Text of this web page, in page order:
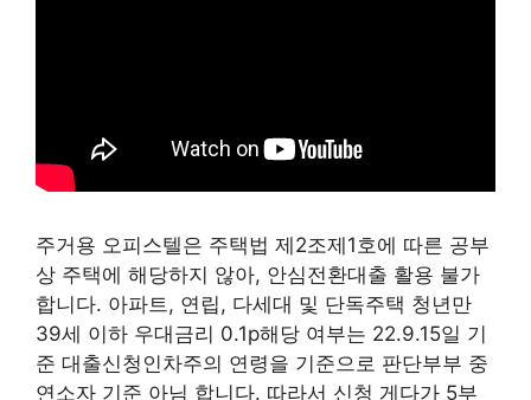
주거용 오피스텔은 주택법 제2조제1호에 따른 공부
상 주택에 해당하지 않아, 안심전환대출 활용 불가
합니다. 아파트, 연립, 다세대 및 단독주택 청년만
39세 이하 우대금리 0.1p해당 여부는 22.9.15일 기
준 대출신청인차주의 연령을 기준으로 판단부부 중
연소자 기준 아님 합니다. 따라서 신청 게다가 5부